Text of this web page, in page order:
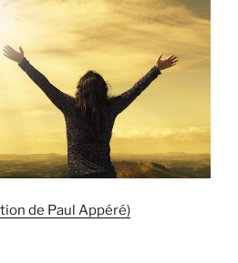
de Paul Appéré)